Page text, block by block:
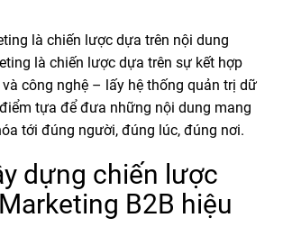
là chiến lược dựa trên nội dung
là chiến lược dựa trên sự kết hợp
công nghệ – lấy hệ thống quản trị dữ
điểm tựa để đưa những nội dung mang
tới đúng người, đúng lúc, đúng nơi.
dựng chiến lược
B2B hiệu